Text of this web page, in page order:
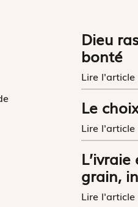
Dieu
bonté
Lire l'article
Le
Lire l'article
grain,
Lire l'article